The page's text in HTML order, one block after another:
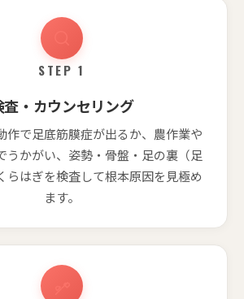
STEP 1
査・カウンセリング
作で足底筋膜症が出るか、農作業や
うかがい、姿勢・骨盤・足の裏（足
らはぎを検査して根本原因を見極め
ます。